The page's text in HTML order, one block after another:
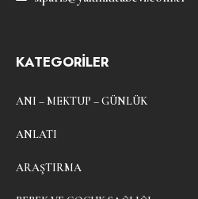
KATEGORİLER
ANI – MEKTUP – GÜNLÜK
ANLATI
ARAŞTIRMA